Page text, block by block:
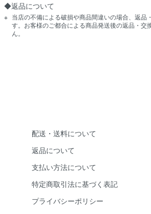
◆返品について
当店の不備による破損や商品間違いの場合、返品
す。お客様のご都合による商品発送後の返品・交
ん。
配送・送料について
返品について
支払い方法について
特定商取引法に基づく表記
プライバシーポリシー